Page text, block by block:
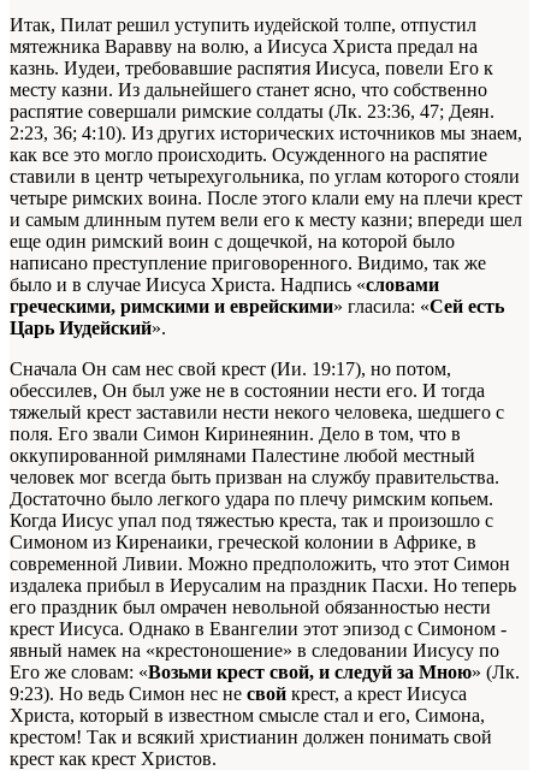
Итак, Пилат решил уступить иудейской толпе, отпустил
мятежника Варавву на волю, а Иисуса Христа предал на
казнь. Иудеи, требовавшие распятия Иисуса, повели Его к
месту казни. Из дальнейшего станет ясно, что собственно
распятие совершали римские солдаты (Лк. 23:36, 47; Деян.
2:23, 36; 4:10). Из других исторических источников мы знаем,
как все это могло происходить. Осужденного на распятие
ставили в центр четырехугольника, по углам которого стояли
четыре римских воина. После этого клали ему на плечи крест
и самым длинным путем вели его к месту казни; впереди шел
еще один римский воин с дощечкой, на которой было
написано преступление приговоренного. Видимо, так же
было и в случае Иисуса Христа. Надпись «словами
греческими, римскими и еврейскими» гласила: «Сей есть
Царь Иудейский».
Сначала Он сам нес свой крест (Ии. 19:17), но потом,
обессилев, Он был уже не в состоянии нести его. И тогда
тяжелый крест заставили нести некого человека, шедшего с
поля. Его звали Симон Киринеянин. Дело в том, что в
оккупированной римлянами Палестине любой местный
человек мог всегда быть призван на службу правительства.
Достаточно было легкого удара по плечу римским копьем.
Когда Иисус упал под тяжестью креста, так и произошло с
Симоном из Киренаики, греческой колонии в Африке, в
современной Ливии. Можно предположить, что этот Симон
издалека прибыл в Иерусалим на праздник Пасхи. Но теперь
его праздник был омрачен невольной обязанностью нести
крест Иисуса. Однако в Евангелии этот эпизод с Симоном -
явный намек на «крестоношение» в следовании Иисусу по
Его же словам: «Возьми крест свой, и следуй за Мною» (Лк.
9:23). Но ведь Симон нес не свой крест, а крест Иисуса
Христа, который в известном смысле стал и его, Симона,
крестом! Так и всякий христианин должен понимать свой
крест как крест Христов.